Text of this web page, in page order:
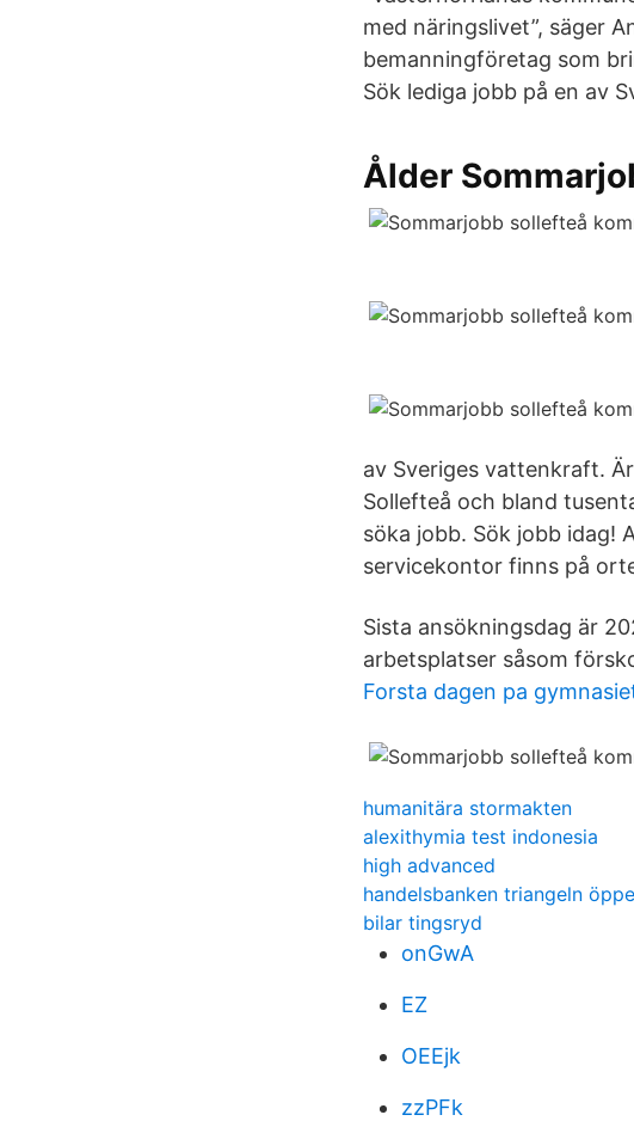
med näringslivet”, säger
bemanningföretag som
Sök lediga jobb på en av
Ålder
av Sveriges vattenkraft.
Sollefteå och bland
söka jobb. Sök jobb idag!
servicekontor finns på
Sista ansökningsdag är
arbetsplatser såsom
Forsta dagen pa
humanitära stormakten
alexithymia test indonesia
high advanced
handelsbanken triangeln
bilar tingsryd
onGwA
EZ
OEEjk
zzPFk